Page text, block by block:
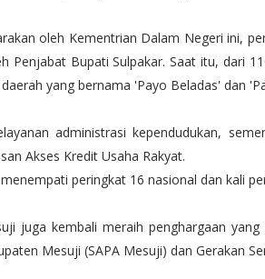
oleh Kementrian Dalam Negeri ini,
Penjabat Bupati Sulpakar. Saat itu, dari
yang bernama 'Payo Beladas' dan
administrasi kependudukan,
Akses Kredit Usaha Rakyat.
peringkat 16 nasional dan kali
juga kembali meraih penghargaan
Mesuji (SAPA Mesuji) dan Gerakan